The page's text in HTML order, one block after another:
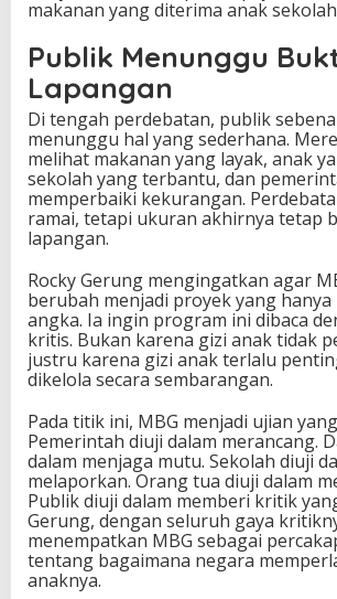
makanan yang diterima anak
Publik Menunggu
Lapangan
Di tengah perdebatan, publik
menunggu hal yang sederhana.
melihat makanan yang layak, anak
sekolah yang terbantu, dan
memperbaiki kekurangan.
ramai, tetapi ukuran akhirnya tetap
lapangan.
Rocky Gerung mengingatkan agar
berubah menjadi proyek yang hanya
angka. Ia ingin program ini dibaca
kritis. Bukan karena gizi anak tidak
justru karena gizi anak terlalu
dikelola secara sembarangan.
Pada titik ini, MBG menjadi ujian
Pemerintah diuji dalam merancang.
dalam menjaga mutu. Sekolah diuji
melaporkan. Orang tua diuji dalam
Publik diuji dalam memberi kritik
Gerung, dengan seluruh gaya
menempatkan MBG sebagai
tentang bagaimana negara
anaknya.